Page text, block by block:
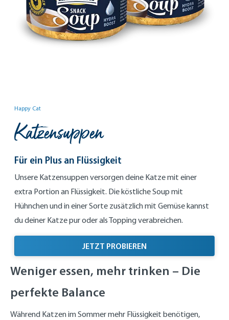
Happy Cat
Katzensuppen
Für ein Plus an Flüssigkeit
Unsere Katzensuppen versorgen deine Katze mit einer
extra Portion an Flüssigkeit. Die köstliche Soup mit
Hühnchen und in einer Sorte zusätzlich mit Gemüse kannst
du deiner Katze pur oder als Topping verabreichen.
JETZT PROBIEREN
Weniger essen, mehr trinken – Die
perfekte Balance
Während Katzen im Sommer mehr Flüssigkeit benötigen,